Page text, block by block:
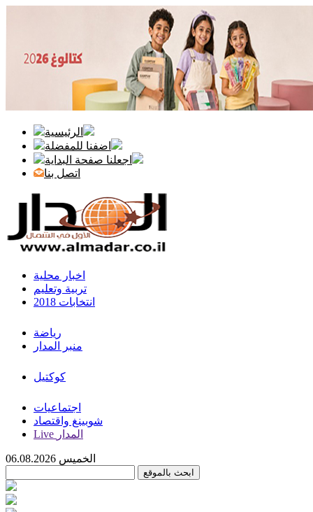
الرئيسية
اضفنا للمفضلة
اجعلنا صفحة البداية
اتصل بنا
اخبار محلية
تربية وتعليم
انتخابات 2018
رياضة
منبر المدار
كوكتيل
اجتماعيات
شوبينغ واقتصاد
Live المدار